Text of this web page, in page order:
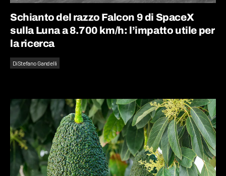
Schianto del razzo Falcon 9 di SpaceX
sulla Luna a 8.700 km/h: l’impatto utile per
la ricerca
DiStefano Gandelli